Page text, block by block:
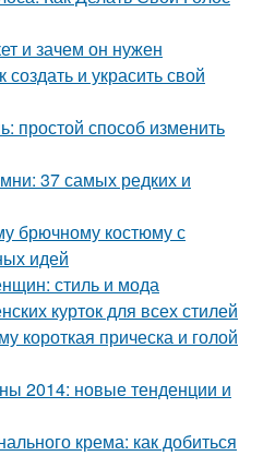
и зачем он нужен
и украсить свой
простой способ изменить
37 самых редких и
брючному костюму с
идей
стиль и мода
курток для всех стилей
короткая прическа и голой
2014: новые тенденции и
крема: как добиться